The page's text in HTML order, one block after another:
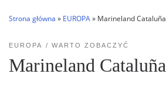
Strona główna » EUROPA» Marineland Cataluña
EUROPA WARTO ZOBACZYĆ
Marineland Cataluña